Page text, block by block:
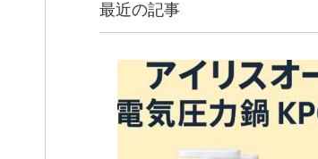
最近の記事